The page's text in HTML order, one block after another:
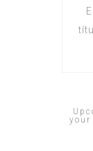
your